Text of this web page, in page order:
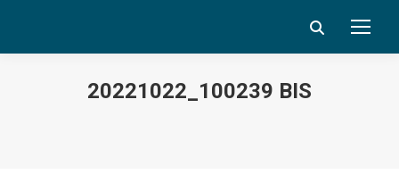
Search:
20221022_100239 BIS